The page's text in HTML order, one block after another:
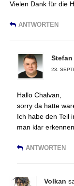
Vielen Dank für die
ANTWORTEN
Stefan
23.
Hallo Chalvan,
sorry da hatte
Ich habe den Teil
man klar
ANTWORTEN
Volkan